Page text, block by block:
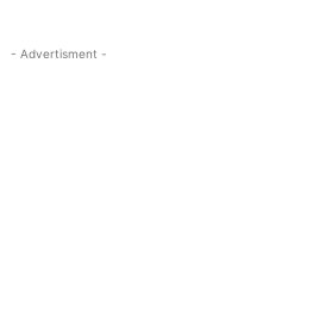
- Advertisment -